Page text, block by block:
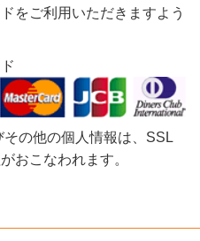
をご利用いただきますよう
の他の個人情報は、SSL
おこなわれます。